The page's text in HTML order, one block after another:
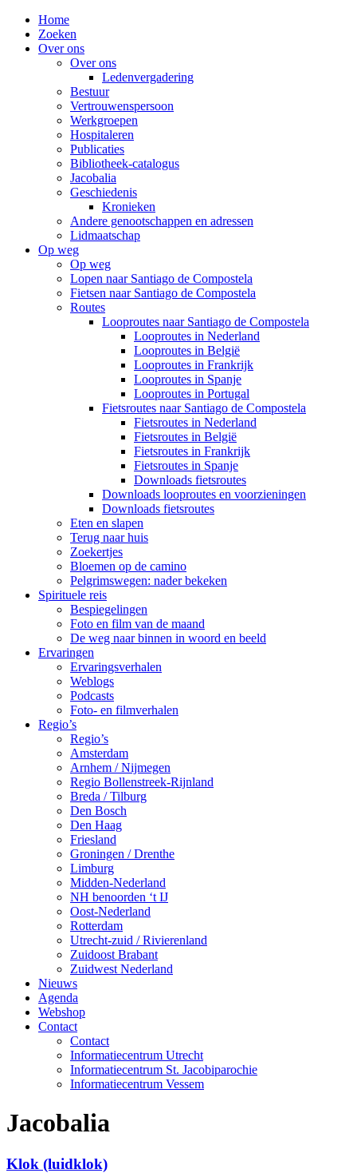
Home
Zoeken
Over ons
Over ons
Ledenvergadering
Bestuur
Vertrouwenspersoon
Werkgroepen
Hospitaleren
Publicaties
Bibliotheek-catalogus
Jacobalia
Geschiedenis
Kronieken
Andere genootschappen en adressen
Lidmaatschap
Op weg
Op weg
Lopen naar Santiago de Compostela
Fietsen naar Santiago de Compostela
Routes
Looproutes naar Santiago de Compostela
Looproutes in Nederland
Looproutes in België
Looproutes in Frankrijk
Looproutes in Spanje
Looproutes in Portugal
Fietsroutes naar Santiago de Compostela
Fietsroutes in Nederland
Fietsroutes in België
Fietsroutes in Frankrijk
Fietsroutes in Spanje
Downloads fietsroutes
Downloads looproutes en voorzieningen
Downloads fietsroutes
Eten en slapen
Terug naar huis
Zoekertjes
Bloemen op de camino
Pelgrimswegen: nader bekeken
Spirituele reis
Bespiegelingen
Foto en film van de maand
De weg naar binnen in woord en beeld
Ervaringen
Ervaringsverhalen
Weblogs
Podcasts
Foto- en filmverhalen
Regio’s
Regio’s
Amsterdam
Arnhem / Nijmegen
Regio Bollenstreek-Rijnland
Breda / Tilburg
Den Bosch
Den Haag
Friesland
Groningen / Drenthe
Limburg
Midden-Nederland
NH benoorden ‘t IJ
Oost-Nederland
Rotterdam
Utrecht-zuid / Rivierenland
Zuidoost Brabant
Zuidwest Nederland
Nieuws
Agenda
Webshop
Contact
Contact
Informatiecentrum Utrecht
Informatiecentrum St. Jacobiparochie
Informatiecentrum Vessem
Jacobalia
Klok (luidklok)